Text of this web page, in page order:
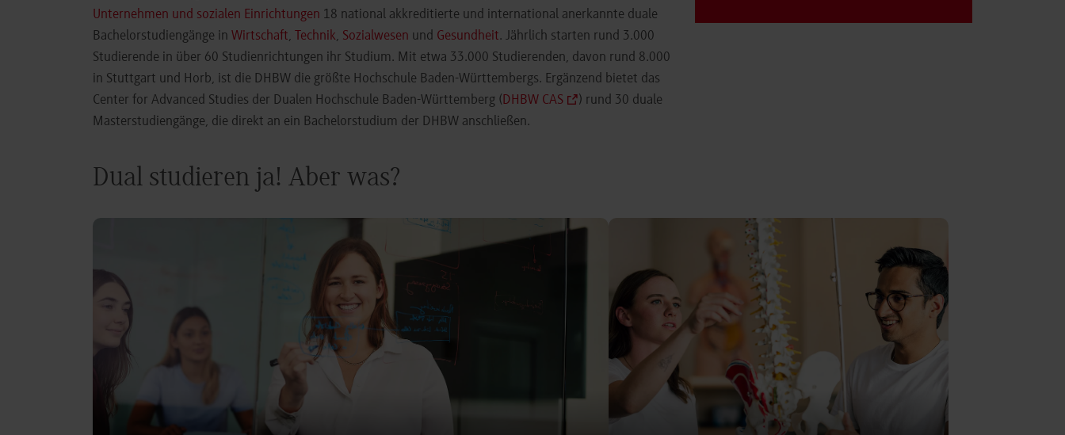
Unternehmen und sozialen Einrichtungen 18 national akkreditierte und international anerkannte duale
Bachelorstudiengänge in Wirtschaft, Technik, Sozialwesen und Gesundheit. Jährlich starten rund 3.000
Studierende in über 60 Studienrichtungen ihr Studium. Mit etwa 33.000 Studierenden, davon rund 8.000
in Stuttgart und Horb, ist die DHBW die größte Hochschule Baden-Württembergs. Ergänzend bietet das
Center for Advanced Studies der Dualen Hochschule Baden-Württemberg (DHBW CAS
) rund 30 duale
Masterstudiengänge, die direkt an ein Bachelorstudium der DHBW anschließen.
Dual studieren ja! Aber was?